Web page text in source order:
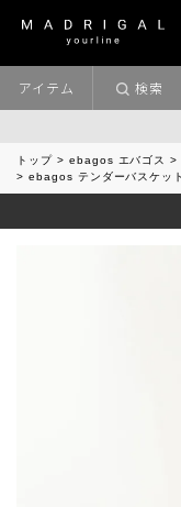
アイテム 検索
トップ ebagos エバゴス
ebagos テンダーバスケッ